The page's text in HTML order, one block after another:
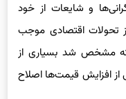
و شایعات از خود
تحولات اقتصادی موجب
مشخص شد بسیاری از
از افزایش قیمت‌ها اصلاح